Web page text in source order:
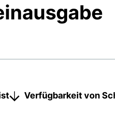
Verfügbarkeit von